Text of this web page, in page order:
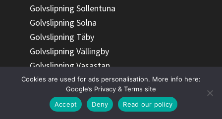
Golvslipning Sollentuna
Golvslipning Solna
Golvslipning Täby
Golvslipning Vällingby
Golvslipning Vasastan
Cookies are used for ads personalisation. More info here:
Google’s Privacy & Terms site
Accept
Deny Read our policy